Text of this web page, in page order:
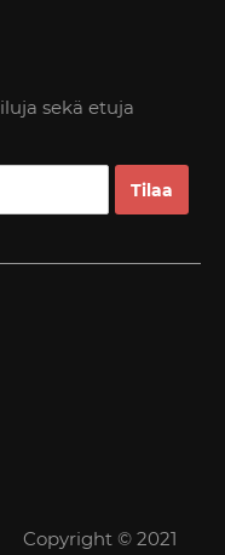
sekä etuja
Copyright © 2021